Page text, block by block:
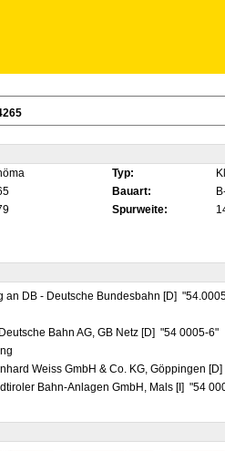
Typ:
Bauart:
Spurweite:
an DB - Deutsche Bundesbahn [D]
Bahn AG, GB Netz [D] "54 0005-6"
Weiss GmbH & Co. KG, Göppingen
Bahn-Anlagen GmbH, Mals [I] "54